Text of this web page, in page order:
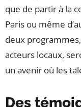
que de partir à la
Paris ou même
deux
acteurs locaux,
un avenir où les
Des